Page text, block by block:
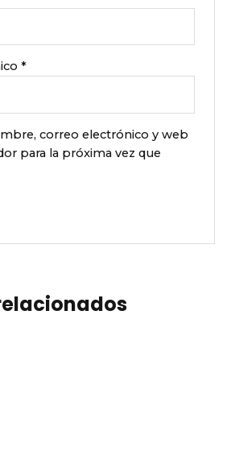
*
correo electrónico y web
para la próxima vez que